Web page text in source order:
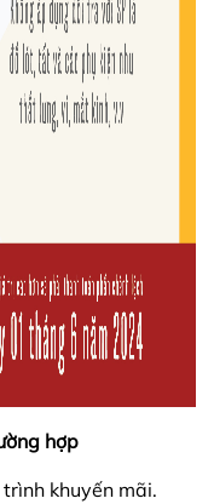
hợp
khuyến mãi.